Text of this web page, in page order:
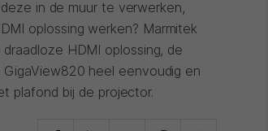
in de muur te verwerken,
oplossing werken? Marmitek
HDMI oplossing, de
heel eenvoudig en
plafond bij de projector.